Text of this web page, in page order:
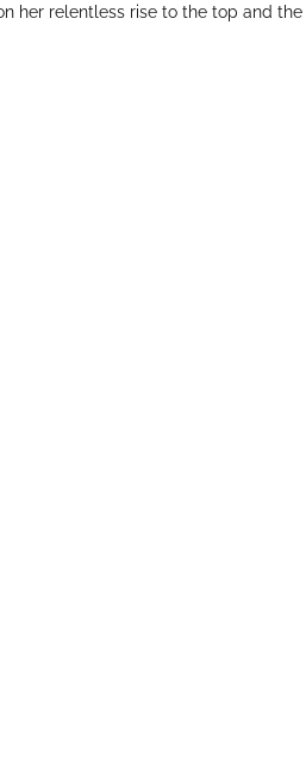
her relentless rise to the top and